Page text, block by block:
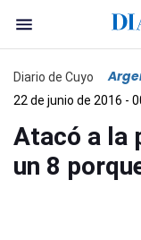
Diario de Cuyo
22 de junio de 2016 -
Atacó a la
un 8